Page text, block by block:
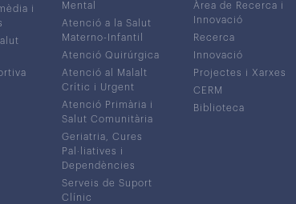
i
Mental
Atenció a la Salut
Materno-Infantil
Atenció Quirúrgica
Atenció al Malalt
Crític i Urgent
Atenció Primària i
Salut Comunitària
Geriatria, Cures
Pal·liatives i
Dependències
Serveis de Suport
Clínic
Àrea de Recerca i
Innovació
Recerca
Innovació
Projectes i Xarxes
CERM
Biblioteca